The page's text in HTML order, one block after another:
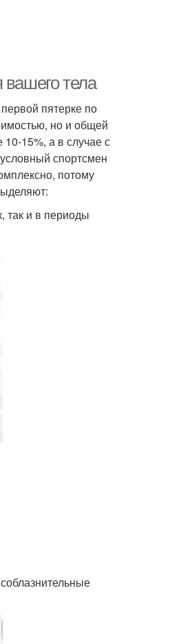
тела
пятерке по
но и общей
15%, а в случае с
спортсмен
потому
так и в периоды